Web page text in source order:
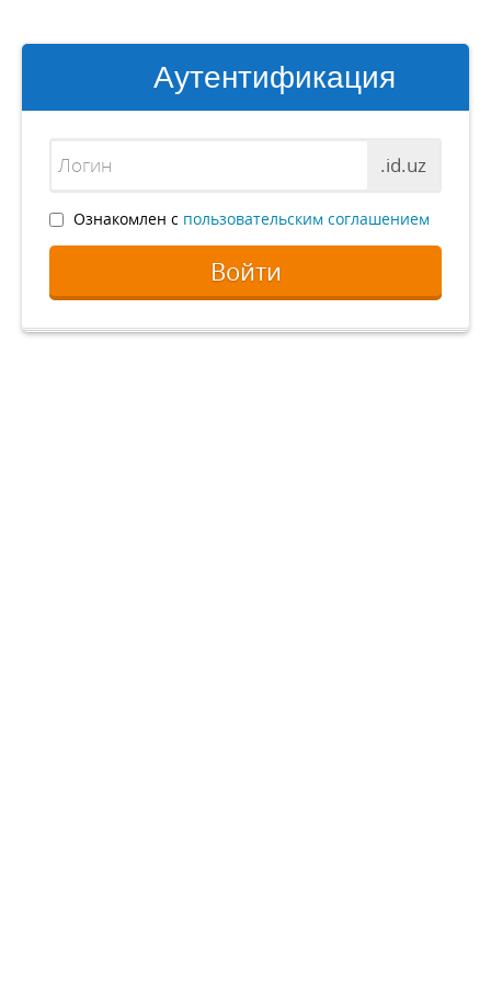
Аутентификация
.id.uz
Ознакомлен с пользовательским соглашением
Войти